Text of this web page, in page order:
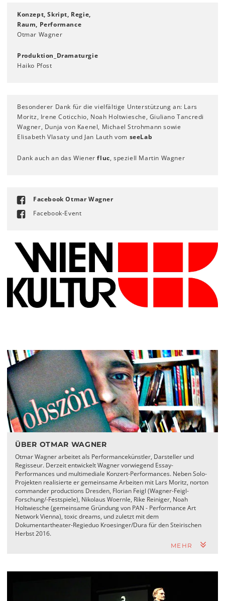
Konzept, Skript, Regie,
Raum, Performance
Otmar Wagner
Produktion_Dramaturgie
Haiko Pfost
Besonderer Dank für die vielfältige Unterstützung an: Lars
Moritz, Irene Coticchio, Noah Holtwiesche, Giuliano Tancredi
Wagner, Dunja von Kaenel, Michael Strohmann sowie
Elisabeth Vlasaty und Jan Lauth vom seeLab
Dank auch an das Wienerfluc, speziell Martin Wagner
Facebook Otmar Wagner
Facebook-Event
ÜBER OTMAR WAGNER
Otmar Wagner arbeitet als Performancekünstler, Darsteller und
Regisseur. Derzeit entwickelt Wagner vorwiegend Essay-
Performances und multimediale Konzert-Performances. Neben Solo-
Projekten realisierte er gemeinsame Arbeiten mit Lars Moritz, norton
commander productions Dresden, Florian Feigl (Wagner-Feigl-
Forschung/-Festspiele), Nikolaus Woernle, Rike Reiniger, Noah
Holtwiesche (gemeinsame Gründung von PAN - Performance Art
Network Vienna), toxic dreams, und zuletzt mit dem
Dokumentartheater-Regieduo Kroesinger/Dura für den Steirischen
Herbst 2016.
MEHR